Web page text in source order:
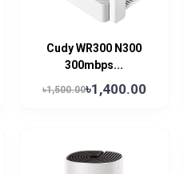
Cudy WR300 N300
300mbps...
৳1,500.00৳1,400.00